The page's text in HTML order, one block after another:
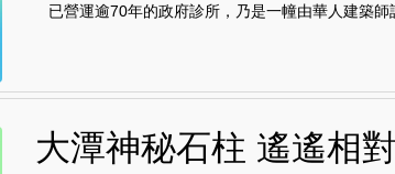
已營運逾70年的政府診所，乃是一幢由華人建築師
大潭神秘石柱 遙遙相